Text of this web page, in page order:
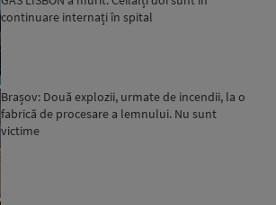
continuare internați în spital
Brașov: Două explozii, urmate de incendii, la o
fabrică de procesare a lemnului. Nu sunt
victime